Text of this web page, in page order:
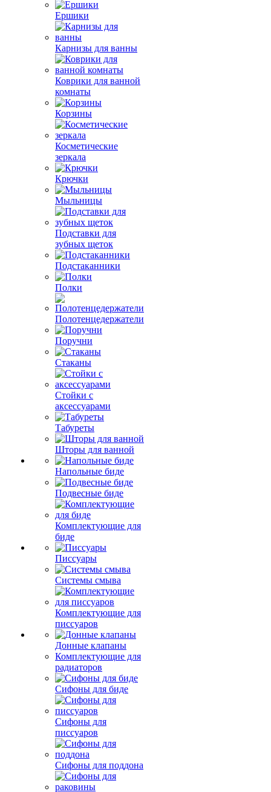
Ершики
Карнизы для ванны
Коврики для ванной
комнаты
Корзины
Косметические
зеркала
Крючки
Мыльницы
Подставки для
зубных щеток
Подстаканники
Полки
Полотенцедержатели
Поручни
Стаканы
Стойки с
аксессуарами
Табуреты
Шторы для ванной
Напольные биде
Подвесные биде
Комплектующие для
биде
Писсуары
Системы смыва
Комплектующие для
писсуаров
Донные клапаны
Комплектующие для
радиаторов
Сифоны для биде
Сифоны для
писсуаров
Сифоны для поддона